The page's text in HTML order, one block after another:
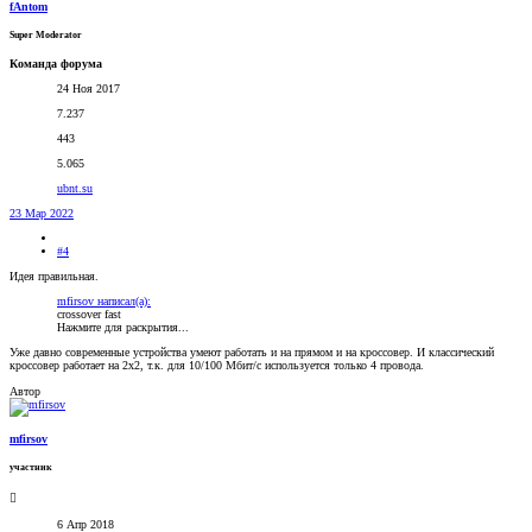
fAntom
Super Moderator
Команда форума
24 Ноя 2017
7.237
443
5.065
ubnt.su
23 Мар 2022
#4
Идея правильная.
mfirsov написал(а):
crossover fast
Нажмите для раскрытия...
Уже давно современные устройства умеют работать и на прямом и на кроссовер. И классический
кроссовер работает на 2х2, т.к. для 10/100 Мбит/с используется только 4 провода.
Автор
mfirsov
участник
6 Апр 2018